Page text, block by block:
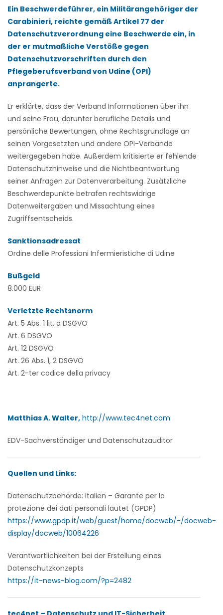
Ein Beschwerdeführer, ein Militärangehöriger der
Carabinieri, reichte gemäß Artikel 77 der
Datenschutzverordnung eine Beschwerde ein, in
der er mutmaßliche Verstöße gegen
Datenschutzvorschriften durch den
Pflegeberufsverband von Udine (OPI)
anprangerte.
Er erklärte, dass der Verband Informationen über ihn
und seine Frau, darunter berufliche Details und
persönliche Bewertungen, ohne Rechtsgrundlage an
seinen Vorgesetzten und andere OPI-Verbände
weitergegeben habe. Außerdem kritisierte er fehlende
Datenschutzhinweise und die Nichtbeantwortung
seiner Anfragen zur Datenverarbeitung. Zusätzliche
Beschwerdepunkte betrafen rechtswidrige
Datenweitergaben und Missachtung eines
Zugriffsentscheids.
Sanktionsadressat
Ordine delle Professioni Infermieristiche di Udine
Bußgeld
8.000 EUR
Verletzte Rechtsnorm
Art. 5 Abs. 1 lit. a DSGVO
Art. 6 DSGVO
Art. 12 DSGVO
Art. 26 Abs. 1, 2 DSGVO
Art. 2-ter codice della privacy
Matthias A. Walter, http://www.tec4net.com
EDV-Sachverständiger und Datenschutzauditor
Quellen und Links:
Datenschutzbehörde: Italien – Garante per la
protezione dei dati personali lautet (GPDP)
https://www.gpdp.it/web/guest/home/docweb/-/docweb-
display/docweb/10064226
Verantwortlichkeiten bei der Erstellung eines
Datenschutzkonzepts
https://it-news-blog.com/?p=2482